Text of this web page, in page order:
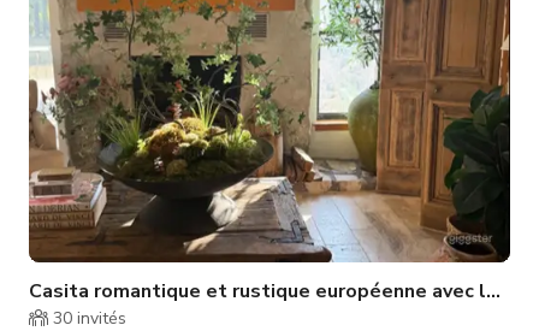
Casita romantique et rustique européenne avec
30 invités